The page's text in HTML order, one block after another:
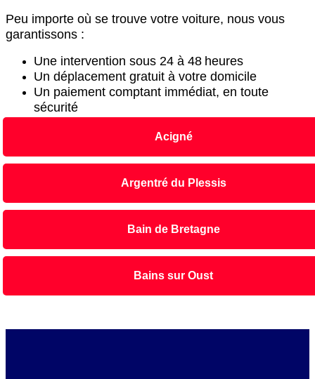
Peu importe où se trouve votre voiture, nous vous
garantissons :
Une intervention sous 24 à 48 heures
Un déplacement gratuit à votre domicile
Un paiement comptant immédiat, en toute
sécurité
Acigné
Argentré du Plessis
Bain de Bretagne
Bains sur Oust